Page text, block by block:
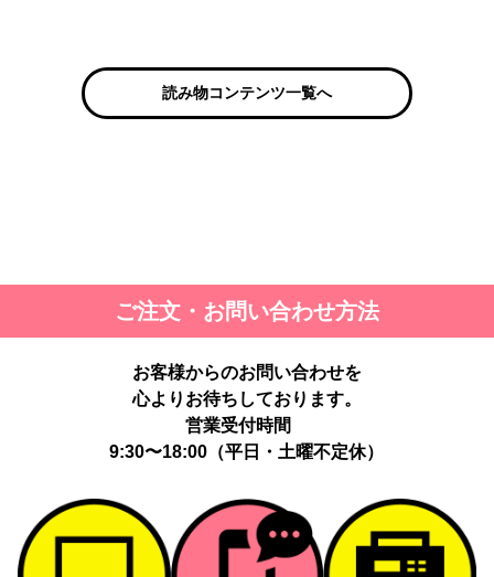
読み物コンテンツ一覧へ
ご注文・お問い合わせ方法
お客様からのお問い合わせを
心よりお待ちしております。
営業受付時間
9:30〜18:00（平日・土曜不定休）